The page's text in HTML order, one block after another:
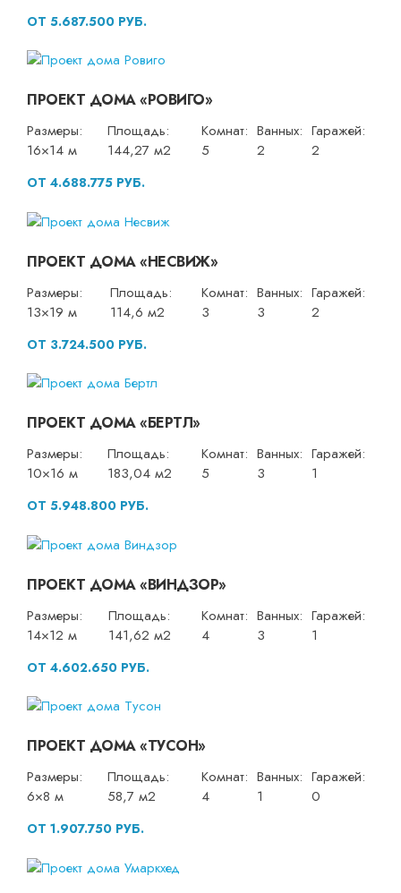
ОТ 5.687.500 РУБ.
ПРОЕКТ ДОМА «РОВИГО»
Размеры:
16×14 м
Площадь:
144,27 м2
Комнат:
5
Ванных:
2
Гаражей:
2
ОТ 4.688.775 РУБ.
ПРОЕКТ ДОМА «НЕСВИЖ»
Размеры:
13×19 м
Площадь:
114,6 м2
Комнат:
3
Ванных:
3
Гаражей:
2
ОТ 3.724.500 РУБ.
ПРОЕКТ ДОМА «БЕРТЛ»
Размеры:
10×16 м
Площадь:
183,04 м2
Комнат:
5
Ванных:
3
Гаражей:
1
ОТ 5.948.800 РУБ.
ПРОЕКТ ДОМА «ВИНДЗОР»
Размеры:
14×12 м
Площадь:
141,62 м2
Комнат:
4
Ванных:
3
Гаражей:
1
ОТ 4.602.650 РУБ.
ПРОЕКТ ДОМА «ТУСОН»
Размеры:
6×8 м
Площадь:
58,7 м2
Комнат:
4
Ванных:
1
Гаражей:
0
ОТ 1.907.750 РУБ.